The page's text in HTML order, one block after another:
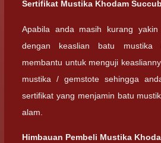
Sertifikat Mustika Khodam
Apabila anda masih kurang
dengan keaslian batu mustika
membantu untuk menguji
mustika / gemstote sehingga
sertifikat yang menjamin batu
alam.
Himbauan Pembeli Mustika